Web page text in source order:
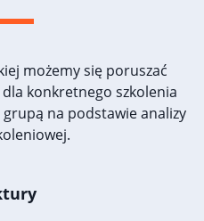
możemy się poruszać
konkretnego szkolenia
na podstawie analizy